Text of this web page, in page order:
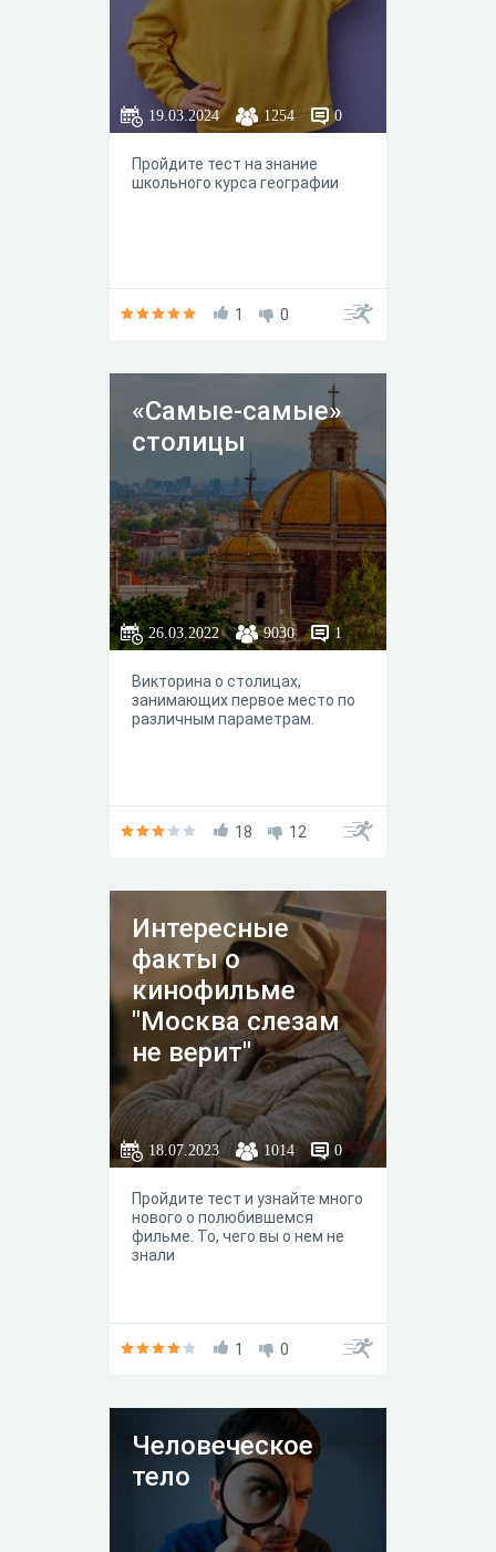
19.03.2024 1254 0
Пройдите тест на знание
школьного курса географии
1 0
«Самые-самые»
столицы
26.03.2022 9030 1
Викторина о столицах,
занимающих первое место по
различным параметрам.
18 12
Интересные
факты о
кинофильме
"Москва слезам
не верит"
18.07.2023 1014 0
Пройдите тест и узнайте много
нового о полюбившемся
фильме. То, чего вы о нем не
знали
1 0
Человеческое
тело